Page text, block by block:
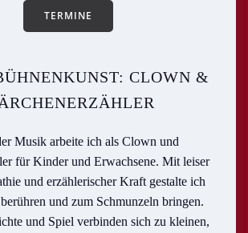
TERMINE
CLOWN &
Musik arbeite ich als Clown und
für Kinder und Erwachsene. Mit leiser
und erzählerischer Kraft gestalte ich
und zum Schmunzeln bringen.
und Spiel verbinden sich zu kleinen,